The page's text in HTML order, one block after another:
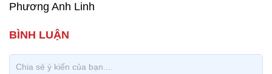
Phương Anh Linh